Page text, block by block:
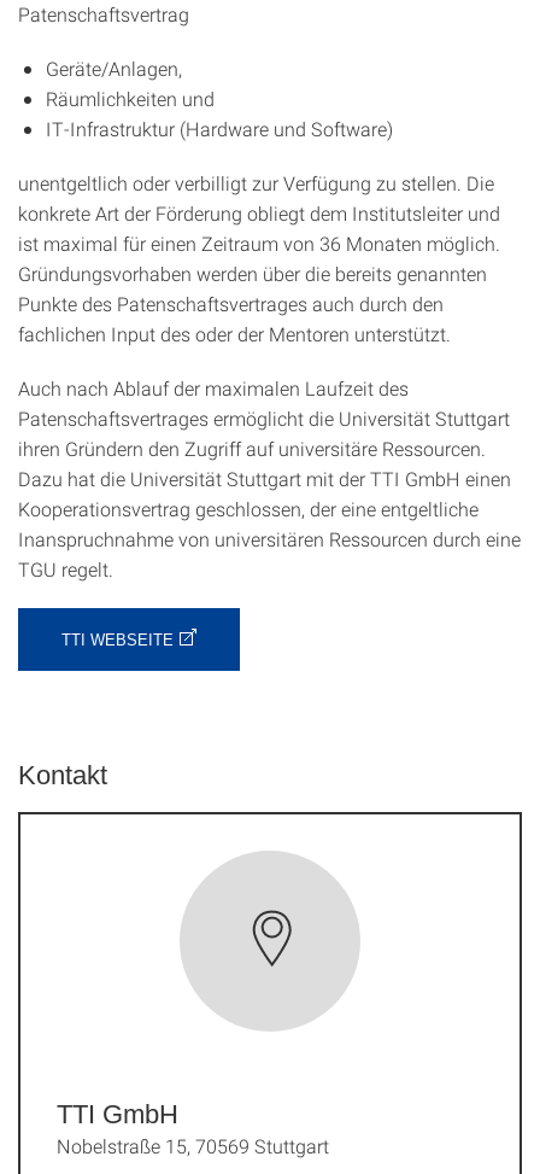
Patenschaftsvertrag
Geräte/Anlagen,
Räumlichkeiten und
IT-Infrastruktur (Hardware und Software)
unentgeltlich oder verbilligt zur Verfügung zu stellen. Die
konkrete Art der Förderung obliegt dem Institutsleiter und
ist maximal für einen Zeitraum von 36 Monaten möglich.
Gründungsvorhaben werden über die bereits genannten
Punkte des Patenschaftsvertrages auch durch den
fachlichen Input des oder der Mentoren unterstützt.
Auch nach Ablauf der maximalen Laufzeit des
Patenschaftsvertrages ermöglicht die Universität Stuttgart
ihren Gründern den Zugriff auf universitäre Ressourcen.
Dazu hat die Universität Stuttgart mit der TTI GmbH einen
Kooperationsvertrag geschlossen, der eine entgeltliche
Inanspruchnahme von universitären Ressourcen durch eine
TGU regelt.
TTI WEBSEITE
Kontakt
TTI GmbH
Nobelstraße 15, 70569 Stuttgart